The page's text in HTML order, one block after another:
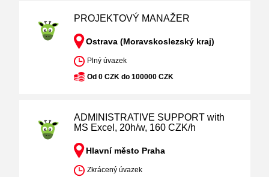
PROJEKTOVÝ MANAŽER
Ostrava (Moravskoslezský kraj)
Plný úvazek
Od 0 CZK do 100000 CZK
ADMINISTRATIVE SUPPORT with
MS Excel, 20h/w, 160 CZK/h
Hlavní město Praha
Zkrácený úvazek